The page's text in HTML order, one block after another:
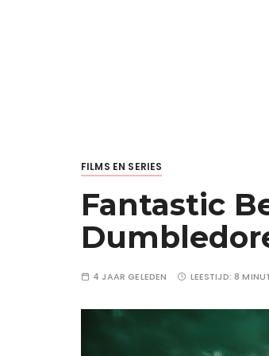
FILMS EN SERIES
Fantastic
4 JAAR GELEDEN LEESTIJD:8